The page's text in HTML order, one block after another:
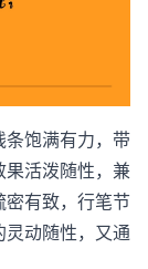
饱满有力，带
活泼随性，兼
有致，行笔节
动随性，又通